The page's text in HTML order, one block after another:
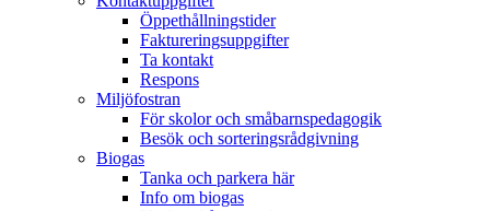
Öppethållningstider
Faktureringsuppgifter
Ta kontakt
Respons
Miljöfostran
För skolor och småbarnspedagogik
Besök och sorteringsrådgivning
Biogas
Tanka och parkera här
Info om biogas